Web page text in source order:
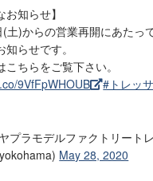
お知らせ】
土)からの営業再開にあたっ
知らせです。
こちらをご覧下さい。
9VfFpWHOUB
#トレッ
プラモデルファクトリート
May 28, 2020